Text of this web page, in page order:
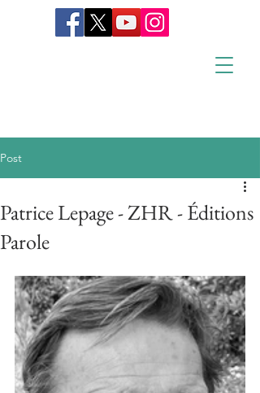
Post
Patrice Lepage - ZHR - Éditions
Parole